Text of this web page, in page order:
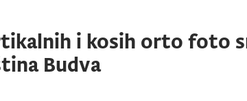
i kosih orto foto
Budva